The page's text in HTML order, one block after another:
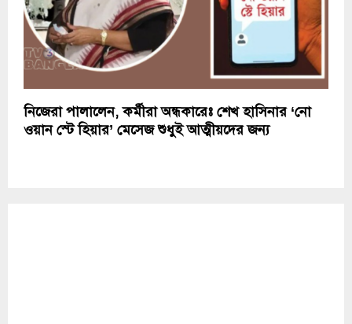
নিজেরা পালালেন, কর্মীরা অন্ধকারেঃ শেখ হাসিনার ‘নো
ওয়ান স্টে হিয়ার’ মেসেজ শুধুই আত্মীয়দের জন্য